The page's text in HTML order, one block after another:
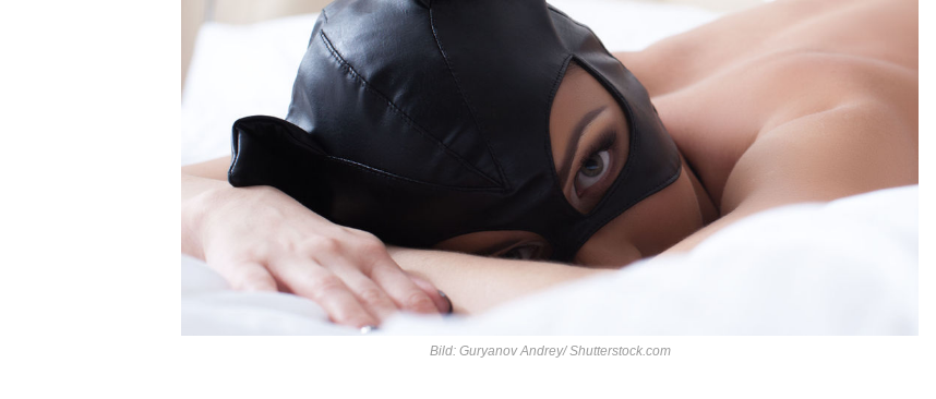
Bild: Guryanov Andrey/ Shutterstock.com